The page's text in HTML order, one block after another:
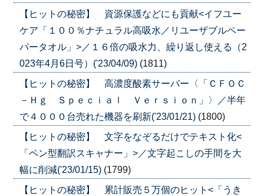
【ヒットの秘密】 資源保護などにも貢献<イフユー
ケア「１００％ナチュラル高吸水／リユーザブルペー
パータオル」>／１６倍の吸水力、繰り返し使える（2
023年4月6日号）('23/04/09) (1811)
【ヒットの秘密】 高濃度酸素サーバー〈「ＣＦＯＣ
－Ｈｇ Ｓｐｅｃｉａｌ Ｖｅｒｓｉｏｎ」〉／半年
で４０００台売れた機器を刷新('23/01/21) (1800)
【ヒットの秘密】 文字をなぞるだけでテキスト化<
「ペン型翻訳スキャナー」>／文字起こしの手間を大
幅に削減('23/01/15) (1799)
【ヒットの秘密】 累計販売５万個のヒット<「うき